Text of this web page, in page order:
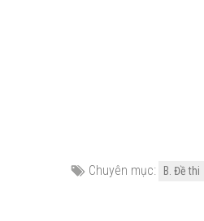
Chuyên mục: B. Đề thi